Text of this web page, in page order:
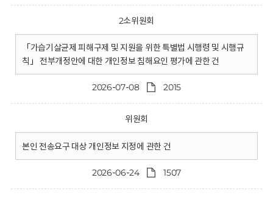
2소위원회
「가습기살균제 피해구제 및 지원을 위한 특별법 시행령 및 시행규
칙」 전부개정안에 대한 개인정보 침해요인 평가에 관한 건
2026-07-08 2015
위원회
본인 전송요구 대상 개인정보 지정에 관한 건
2026-06-24 1507